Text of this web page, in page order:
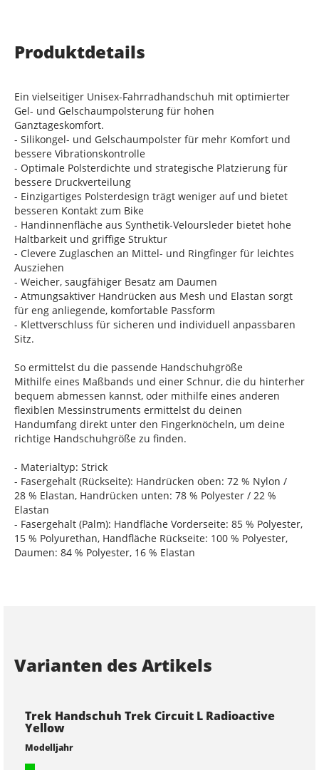
Produktdetails
Ein vielseitiger Unisex-Fahrradhandschuh mit optimierter
Gel- und Gelschaumpolsterung für hohen
Ganztageskomfort.
- Silikongel- und Gelschaumpolster für mehr Komfort und
bessere Vibrationskontrolle
- Optimale Polsterdichte und strategische Platzierung für
bessere Druckverteilung
- Einzigartiges Polsterdesign trägt weniger auf und bietet
besseren Kontakt zum Bike
- Handinnenfläche aus Synthetik-Veloursleder bietet hohe
Haltbarkeit und griffige Struktur
- Clevere Zuglaschen an Mittel- und Ringfinger für leichtes
Ausziehen
- Weicher, saugfähiger Besatz am Daumen
- Atmungsaktiver Handrücken aus Mesh und Elastan sorgt
für eng anliegende, komfortable Passform
- Klettverschluss für sicheren und individuell anpassbaren
Sitz.
So ermittelst du die passende Handschuhgröße
Mithilfe eines Maßbands und einer Schnur, die du hinterher
bequem abmessen kannst, oder mithilfe eines anderen
flexiblen Messinstruments ermittelst du deinen
Handumfang direkt unter den Fingerknöcheln, um deine
richtige Handschuhgröße zu finden.
- Materialtyp: Strick
- Fasergehalt (Rückseite): Handrücken oben: 72 % Nylon /
28 % Elastan, Handrücken unten: 78 % Polyester / 22 %
Elastan
- Fasergehalt (Palm): Handfläche Vorderseite: 85 % Polyester,
15 % Polyurethan, Handfläche Rückseite: 100 % Polyester,
Daumen: 84 % Polyester, 16 % Elastan
Varianten des Artikels
Trek Handschuh Trek Circuit L Radioactive
Yellow
Modelljahr